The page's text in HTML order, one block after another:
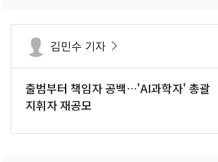
김민수 기자
출범부터 책임자 공백…'AI과학자' 총괄
지휘자 재공모